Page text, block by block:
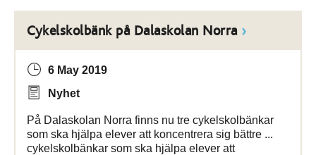
Cykelskolbänk på Dalaskolan Norra
6 May 2019
Nyhet
På Dalaskolan Norra finns nu tre cykelskolbänkar
som ska hjälpa elever att koncentrera sig bättre ...
cykelskolbänkar som ska hjälpa elever att